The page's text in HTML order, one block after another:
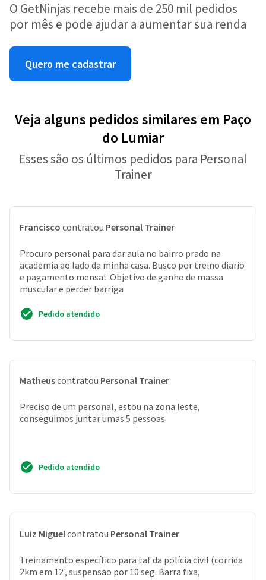
O GetNinjas recebe mais de 250 mil pedidos
por mês e pode ajudar a aumentar sua renda
Quero me cadastrar
Veja alguns pedidos similares em Paço
do Lumiar
Esses são os últimos pedidos para Personal
Trainer
Francisco contratou Personal Trainer
Procuro personal para dar aula no bairro prado na
academia ao lado da minha casa. Busco por treino diario
e pagamento mensal. Objetivo de ganho de massa
muscular e perder barriga
Pedido atendido
Matheuscontratou Personal Trainer
Preciso de um personal, estou na zona leste,
conseguimos juntar umas 5 pessoas
Pedido atendido
Luiz Miguelcontratou Personal Trainer
Treinamento específico para taf da polícia civil (corrida
2km em 12', suspensão por 10 seg. Barra fixa,